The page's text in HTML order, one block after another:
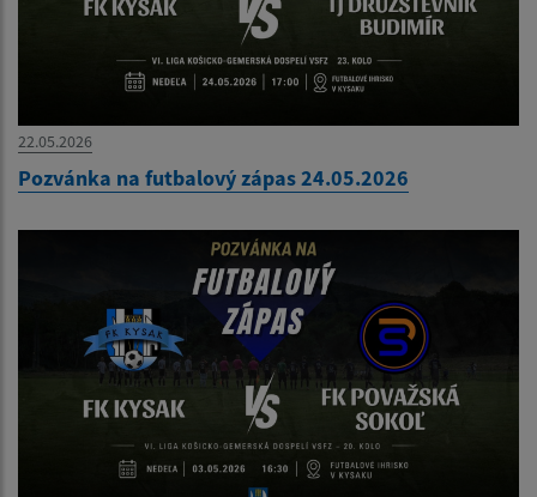
22.05.2026
Pozvánka na futbalový zápas 24.05.2026